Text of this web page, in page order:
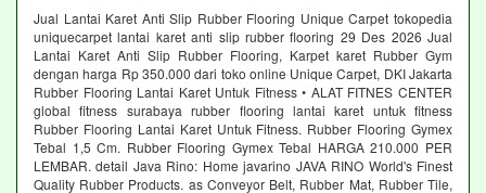
Jual Lantai Karet Anti Slip Rubber Flooring Unique Carpet tokopedia
uniquecarpet lantai karet anti slip rubber flooring 29 Des 2026 Jual
Lantai Karet Anti Slip Rubber Flooring, Karpet karet Rubber Gym
dengan harga Rp 350.000 dari toko online Unique Carpet, DKI Jakarta
Rubber Flooring Lantai Karet Untuk Fitness • ALAT FITNES CENTER
global fitness surabaya rubber flooring lantai karet untuk fitness
Rubber Flooring Lantai Karet Untuk Fitness. Rubber Flooring Gymex
Tebal 1,5 Cm. Rubber Flooring Gymex Tebal HARGA 210.000 PER
LEMBAR. detail Java Rino: Home javarino JAVA RINO World's Finest
Quality Rubber Products. as Conveyor Belt, Rubber Mat, Rubber Tile,